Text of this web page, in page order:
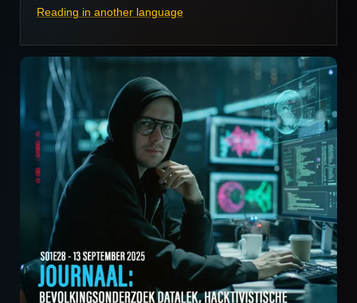
Reading in another language